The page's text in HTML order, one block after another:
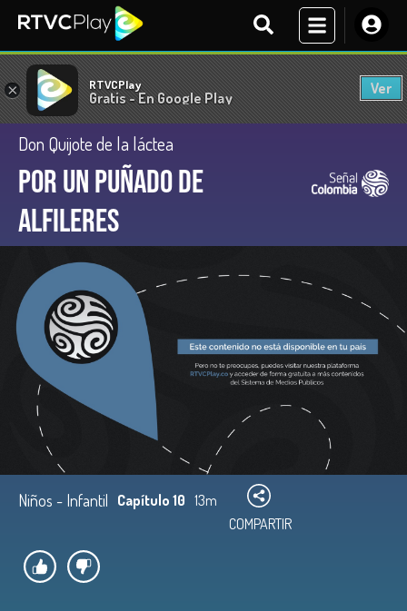
× RTVCPlay
Gratis - En Google Play
Ver
Don Quijote de la láctea
Por un puñado de
alfileres
Niños - Infantil Capítulo 10 13m
COMPARTIR